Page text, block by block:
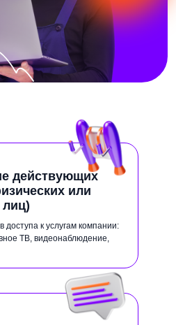
доступа к услугам компании:
ТВ, видеонаблюдение,
действующих
или